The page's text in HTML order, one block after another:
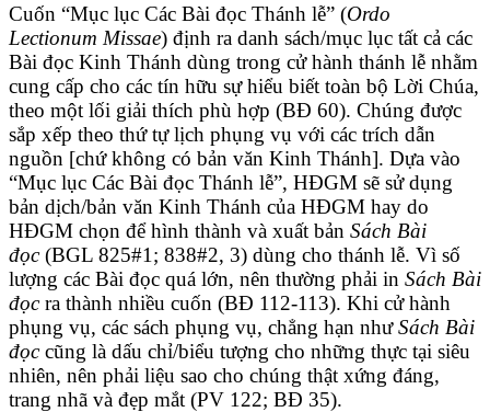
Cuốn “Mục lục Các Bài đọc Thánh lễ” (Ordo
Lectionum Missae) định ra danh sách/mục lục tất cả các
Bài đọc Kinh Thánh dùng trong cử hành thánh lễ nhằm
cung cấp cho các tín hữu sự hiểu biết toàn bộ Lời Chúa,
theo một lối giải thích phù hợp (BĐ 60). Chúng được
sắp xếp theo thứ tự lịch phụng vụ với các trích dẫn
nguồn [chứ không có bản văn Kinh Thánh]. Dựa vào
“Mục lục Các Bài đọc Thánh lễ”, HĐGM sẽ sử dụng
bản dịch/bản văn Kinh Thánh của HĐGM hay do
HĐGM chọn để hình thành và xuất bản Sách Bài
đọc(BGL 825#1; 838#2, 3) dùng cho thánh lễ. Vì số
lượng các Bài đọc quá lớn, nên thường phải in Sách Bài
đọcra thành nhiều cuốn (BĐ 112-113). Khi cử hành
phụng vụ, các sách phụng vụ, chẳng hạn nhưSách Bài
đọccũng là dấu chỉ/biểu tượng cho những thực tại siêu
nhiên, nên phải liệu sao cho chúng thật xứng đáng,
trang nhã và đẹp mắt (PV 122; BĐ 35).